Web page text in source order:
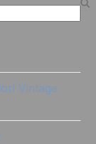
Vintage